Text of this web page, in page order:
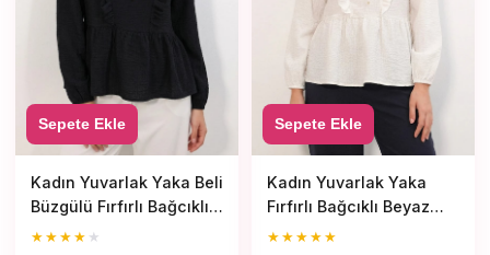
Sepete Ekle
Kadın Yuvarlak Yaka Beli
Büzgülü Fırfırlı Bağcıklı
Siyah Bluz
★★★★ ★
Sepete Ekle
Kadın Yuvarlak Yaka
Fırfırlı Bağcıklı Beyaz
Bluz
★★★★★